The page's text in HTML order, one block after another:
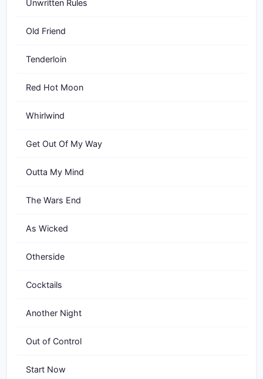
Unwritten Rules
Old Friend
Tenderloin
Red Hot Moon
Whirlwind
Get Out Of My Way
Outta My Mind
The Wars End
As Wicked
Otherside
Cocktails
Another Night
Out of Control
Start Now